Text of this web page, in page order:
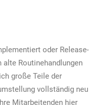
oder Release-
alte Routinehandlungen
große Teile der
vollständig neu
Mitarbeitenden hier